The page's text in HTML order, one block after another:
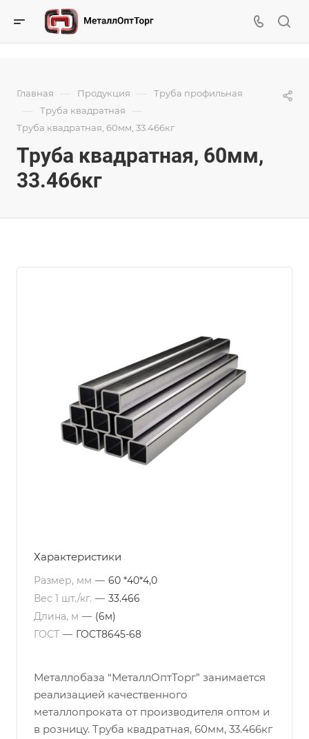
Главная — Продукция — Труба профильная
— Труба квадратная —
Труба квадратная, 60мм, 33.466кг
Труба квадратная, 60мм,
33.466кг
Характеристики
Размер, мм — 60 *40*4,0
Вес 1 шт./кг. — 33.466
Длина, м — (6м)
ГОСТ — ГОСТ8645-68
Металлобаза “МеталлОптТорг” занимается
реализацией качественного
металлопроката от производителя оптом и
в розницу. Труба квадратная, 60мм, 33.466кг